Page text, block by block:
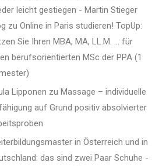
leicht gestiegen - Martin Stieger
zu Online in Paris studieren! TopUp:
Sie Ihren MBA, MA, LL.M. … für
berufsorientierten MSc der PPA (1
Lipponen zu Massage – individuelle
auf Grund positiv absolvierter
in Österreich und in
das sind zwei Paar Schuhe -